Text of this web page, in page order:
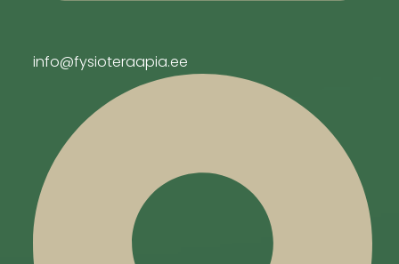
info@fysioteraapia.ee